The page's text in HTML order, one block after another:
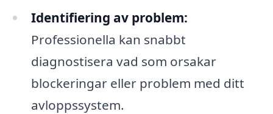
Identifiering av problem:
Professionella kan snabbt
diagnostisera vad som orsakar
blockeringar eller problem med ditt
avloppssystem.